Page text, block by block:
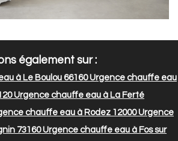
également sur :
à Le Boulou 66160Urgence chauffe eau
Urgence chauffe eau à La Ferté
chauffe eau à Rodez 12000Urgence
73160Urgence chauffe eau à Fos sur